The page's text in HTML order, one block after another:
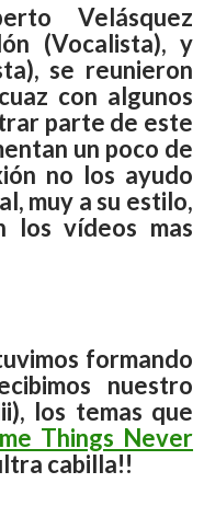
Velásquez
(Vocalista), y
se reunieron
con algunos
parte de este
un poco de
no los ayudo
muy a su estilo,
los vídeos mas
formando
nuestro
los temas que
Things Never
cabilla!!